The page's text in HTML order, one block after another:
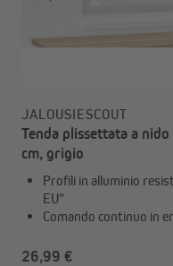
JALOUSIESCOUT
Tenda plissettata a
cm, grigio
Profili in alluminio
EU"
Comando continuo in
26,99 €